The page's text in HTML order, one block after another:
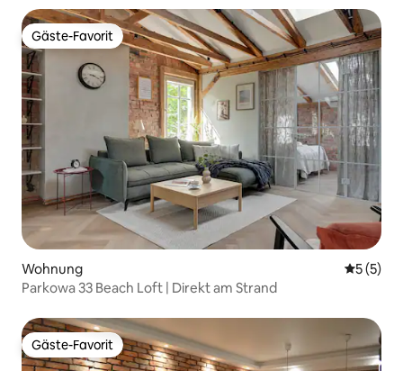
Gäste-Favorit
Gäste-Favorit
Wohnung
5 (5)
Parkowa 33 Beach Loft | Direkt am Strand
Gäste-Favorit
Gäste-Favorit